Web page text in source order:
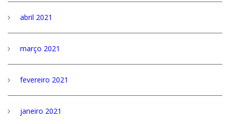
abril 2021
março 2021
fevereiro 2021
janeiro 2021